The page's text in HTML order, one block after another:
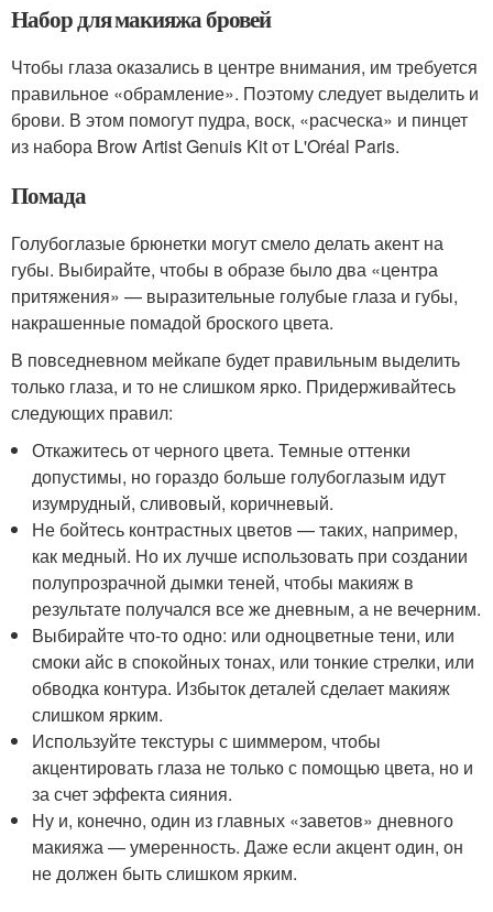
Набор для макияжа бровей
Чтобы глаза оказались в центре внимания, им требуется
правильное «обрамление». Поэтому следует выделить и
брови. В этом помогут пудра, воск, «расческа» и пинцет
из набора Brow Artist Genuis Kit от L'Oréal Paris.
Помада
Голубоглазые брюнетки могут смело делать акент на
губы. Выбирайте, чтобы в образе было два «центра
притяжения» — выразительные голубые глаза и губы,
накрашенные помадой броского цвета.
В повседневном мейкапе будет правильным выделить
только глаза, и то не слишком ярко. Придерживайтесь
следующих правил:
Откажитесь от черного цвета. Темные оттенки
допустимы, но гораздо больше голубоглазым идут
изумрудный, сливовый, коричневый.
Не бойтесь контрастных цветов — таких, например,
как медный. Но их лучше использовать при создании
полупрозрачной дымки теней, чтобы макияж в
результате получался все же дневным, а не вечерним.
Выбирайте что-то одно: или одноцветные тени, или
смоки айс в спокойных тонах, или тонкие стрелки, или
обводка контура. Избыток деталей сделает макияж
слишком ярким.
Используйте текстуры с шиммером, чтобы
акцентировать глаза не только с помощью цвета, но и
за счет эффекта сияния.
Ну и, конечно, один из главных «заветов» дневного
макияжа — умеренность. Даже если акцент один, он
не должен быть слишком ярким.